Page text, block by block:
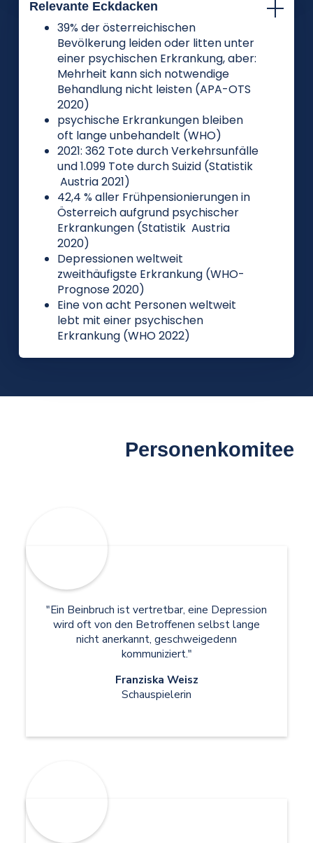
Relevante Eckdacken
39% der österreichischen
Bevölkerung leiden oder litten unter
einer psychischen Erkrankung, aber:
Mehrheit kann sich notwendige
Behandlung nicht leisten (APA-OTS
2020)
psychische Erkrankungen bleiben
oft lange unbehandelt (WHO)
2021: 362 Tote durch Verkehrsunfälle
und 1.099 Tote durch Suizid (Statistik
Austria 2021)
42,4 % aller Frühpensionierungen in
Österreich aufgrund psychischer
Erkrankungen (Statistik Austria
2020)
Depressionen weltweit
zweithäufigste Erkrankung (WHO-
Prognose 2020)
Eine von acht Personen weltweit
lebt mit einer psychischen
Erkrankung (WHO 2022)
Personenkomitee
"Ein Beinbruch ist vertretbar, eine Depression
wird oft von den Betroffenen selbst lange
nicht anerkannt, geschweigedenn
kommuniziert."
Franziska Weisz
Schauspielerin